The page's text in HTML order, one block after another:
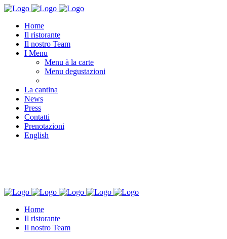
Home
Il ristorante
Il nostro Team
I Menu
Menu à la carte
Menu degustazioni
La cantina
News
Press
Contatti
Prenotazioni
English
Home
Il ristorante
Il nostro Team